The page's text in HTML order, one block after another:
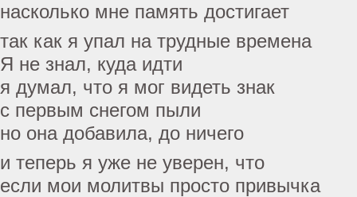
насколько мне память достигает
так как я упал на трудные времена
Я не знал, куда идти
я думал, что я мог видеть знак
с первым снегом пыли
но она добавила, до ничего
и теперь я уже не уверен, что
если мои молитвы просто привычка